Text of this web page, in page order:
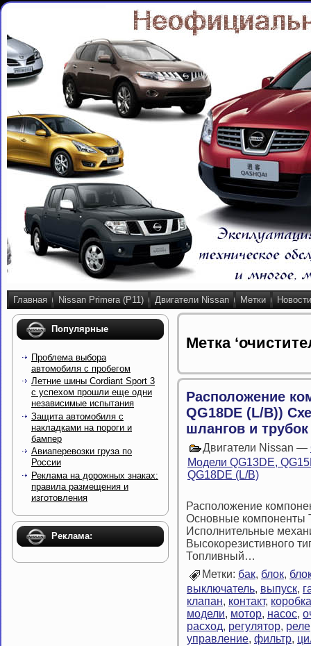
Главная Nissan Primera (P11) Двигатели Nissan Метки Новости
Популярные
Проблема выбора
автомобиля с пробегом
Летние шины Cordiant Sport 3
с успехом прошли еще одни
независимые испытания
Защита автомобиля с
накладками на пороги и
бампер
Авиаперевозки груза по
России
Реклама на дорожных знаках:
правила размещения и
изготовления
Реклама:
Метка
Расположение
QG18DE (L/B))
шлангов и трубок
Двигатели Nissan —
Модели QG13DE,
QG18DE (L/B)
Расположение
Основные компоненты
Исполнительные
Высокорезистивного
Топливный…
Метки: бак, блок,
выключатель, выпуск,
клапан, контакт,
модели, мотор, насос,
расход, регулятор, реле
управление, фильтр,